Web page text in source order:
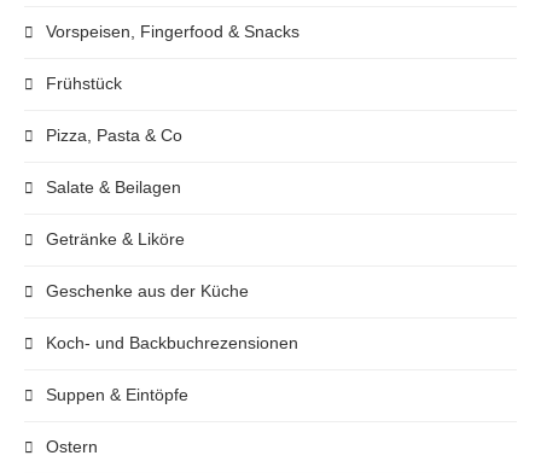
Vorspeisen, Fingerfood & Snacks
Frühstück
Pizza, Pasta & Co
Salate & Beilagen
Getränke & Liköre
Geschenke aus der Küche
Koch- und Backbuchrezensionen
Suppen & Eintöpfe
Ostern